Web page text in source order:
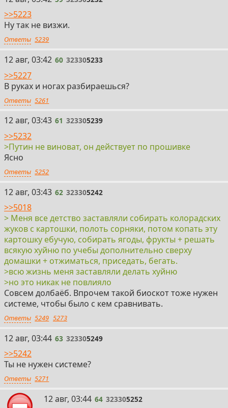
>>5223
Ну так не визжи.
Ответы 5239
60
12 авг, 03:42 60 323305233
>>5227
В руках и ногах разбираешься?
Ответы 5261
61
12 авг, 03:43 61 323305239
>>5232
>Путин не виноват, он действует по прошивке
Ясно
Ответы 5252
62
12 авг, 03:43 62 323305242
>>5018
> Меня все детство заставляли собирать колорадских
жуков с картошки, полоть сорняки, потом копать эту
картошку ебучую, собирать ягоды, фрукты + решать
всякую хуйню по учебы дополнительно сверху
домашки + отжиматься, приседать, бегать.
>всю жизнь меня заставляли делать хуйню
>но это никак не повлияло
Совсем долбаёб. Впрочем такой биоскот тоже нужен
системе, чтобы было с кем сравнивать.
Ответы 5249 5273
63
12 авг, 03:44 63 323305249
>>5242
Ты не нужен системе?
Ответы 5271
64
12 авг, 03:44 64 323305252